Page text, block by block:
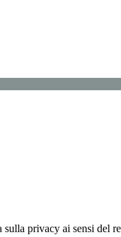
privacy ai sensi del